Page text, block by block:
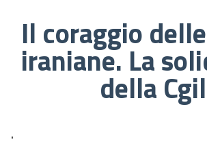
Il coraggio
iraniane. La
della Cgil
.